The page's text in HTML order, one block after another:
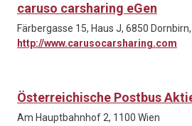
caruso carsharing eGen
Färbergasse 15, Haus J, 6850
http://www.carusocarsharing.com
Österreichische Postbus
Am Hauptbahnhof 2, 1100 Wien